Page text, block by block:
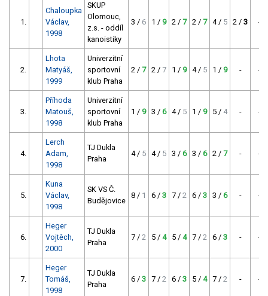
1.
Chaloupka
Václav,
1998
SKUP
Olomouc,
z.s. - oddíl
kanoistiky
3 / 6 1 / 9 2 / 7 2 / 7 4 / 5 2 / 3 -
2.
Lhota
Matyáš,
1999
Univerzitní
sportovní
klub Praha
2 / 7 2 / 7 1 / 9 4 / 5 1 / 9 - -
3.
Příhoda
Matouš,
1998
Univerzitní
sportovní
klub Praha
1 / 9 3 / 6 4 / 5 1 / 9 5 / 4 - -
4.
Lerch
Adam,
1998
TJ Dukla
Praha
4 / 5 4 / 5 3 / 6 3 / 6 2 / 7 - -
5.
Kuna
Václav,
1998
SK VS Č.
Budějovice
8 / 1 6 / 3 7 / 2 6 / 3 3 / 6 - -
6.
Heger
Vojtěch,
2000
TJ Dukla
Praha
7 / 2 5 / 4 5 / 4 7 / 2 6 / 3 - -
7.
Heger
Tomáš,
1998
TJ Dukla
Praha
6 / 3 7 / 2 6 / 3 5 / 4 7 / 2 - -